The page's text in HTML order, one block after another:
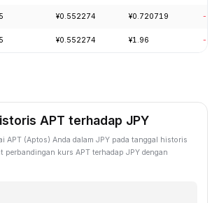
¥0.552274 ¥0.720719 -
¥0.552274 ¥1.96 -
APT terhadap JPY
APT (Aptos) Anda dalam JPY pada tanggal historis
perbandingan kurs APT terhadap JPY dengan